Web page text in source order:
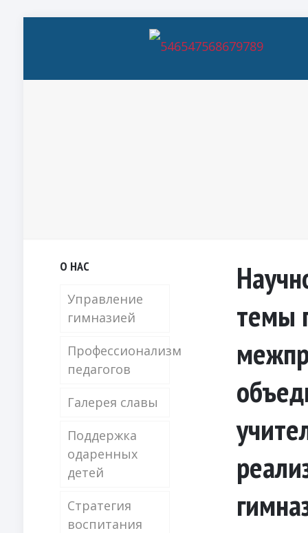
темы
О НАС
Управление
гимназией
Профессионализм
педагогов
Галерея славы
Поддержка
одаренных
детей
Стратегия
воспитания